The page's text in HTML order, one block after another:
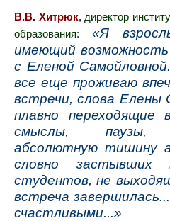
В.В. Хитрюк, директор
образования:
«Я
имеющий возможность
с Еленой
все еще проживаю
встречи, слова Елены
плавно переходящие
смыслы, паузы,
абсолютную тишину
словно застывших
студентов, не
встреча
счастливыми...»